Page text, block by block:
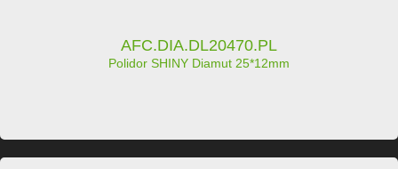
AFC.DIA.DL20470.PL
Polidor SHINY Diamut 25*12mm